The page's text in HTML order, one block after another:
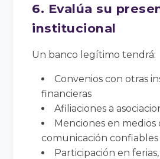
6. Evalúa su
institucional
Un banco legítimo tendrá:
Convenios con otras
financieras
Afiliaciones a
Menciones en medios
comunicación confiables
Participación en